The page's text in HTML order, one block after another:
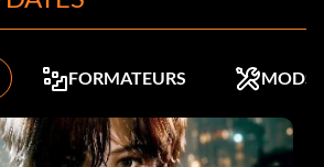
FORMATEURS MODS